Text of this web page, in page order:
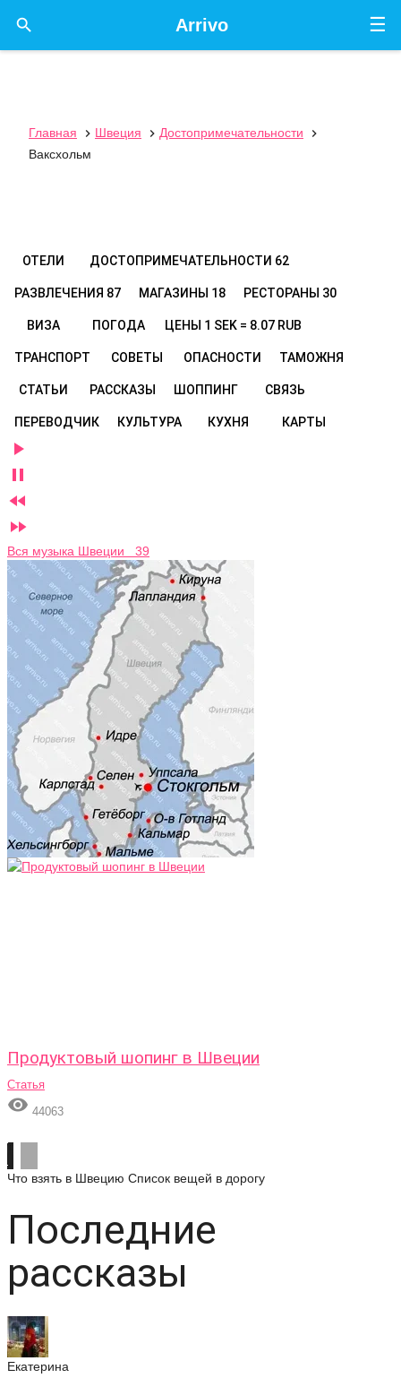
☰
Arrivo

Главная  Швеция  Достопримечательности

Ваксхольм
ОТЕЛИ ДОСТОПРИМЕЧАТЕЛЬНОСТИ 62
РАЗВЛЕЧЕНИЯ 87 МАГАЗИНЫ 18 РЕСТОРАНЫ 30
ВИЗА ПОГОДА ЦЕНЫ 1 SEK = 8.07 RUB
ТРАНСПОРТ СОВЕТЫ ОПАСНОСТИ ТАМОЖНЯ
СТАТЬИ РАССКАЗЫ ШОППИНГ СВЯЗЬ
ПЕРЕВОДЧИК КУЛЬТУРА КУХНЯ КАРТЫ




Вся музыка Швеции 39
Продуктовый шопинг в Швеции
Статья
 44063
Что взять в Швецию Список вещей в дорогу
Последние
рассказы
Екатерина